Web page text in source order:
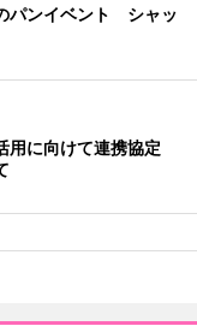
パンイベント シャッ
用に向けて連携協定